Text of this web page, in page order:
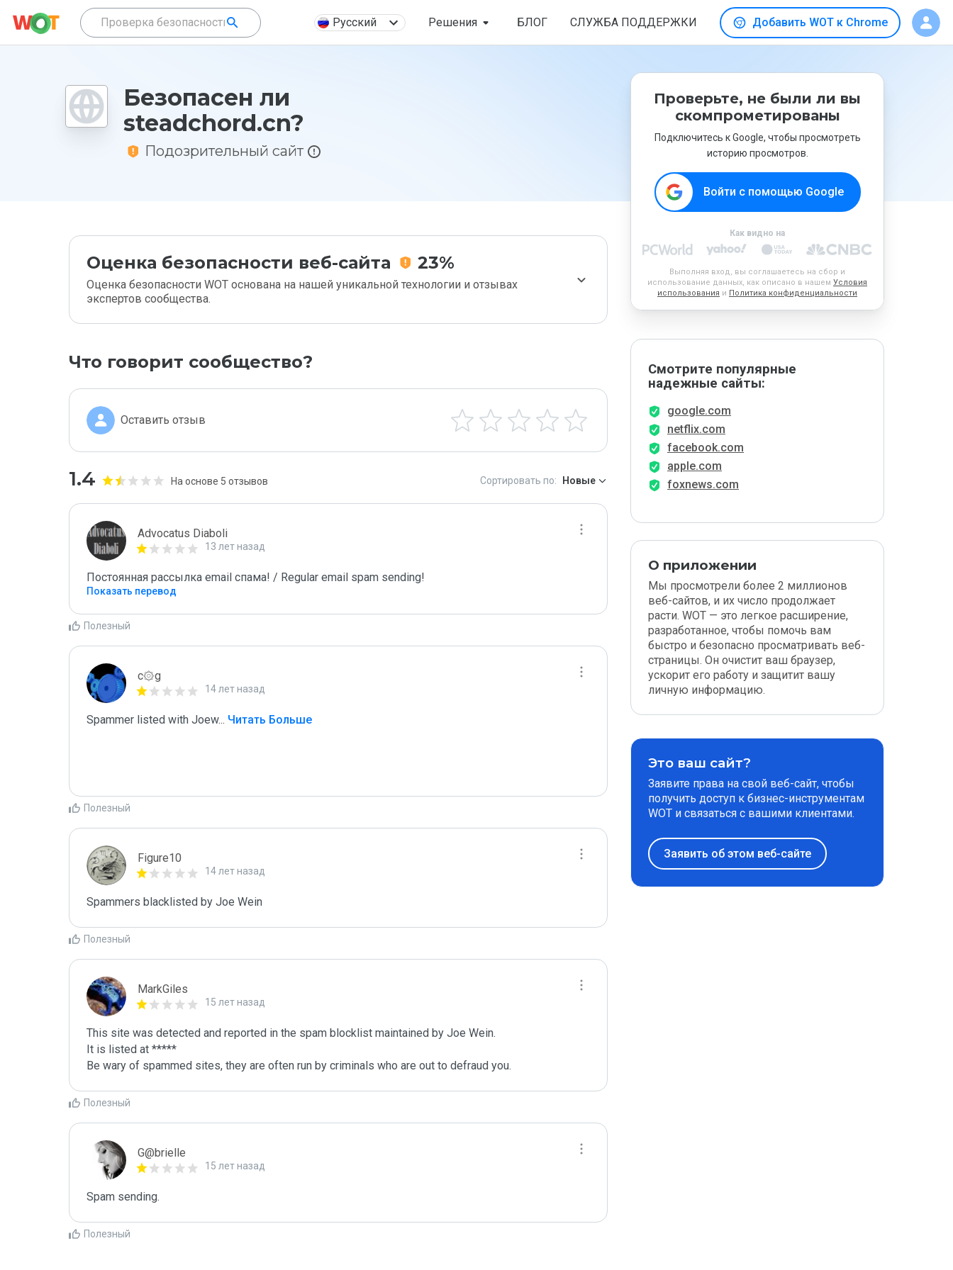
Русский Решения БЛОГ СЛУЖБА ПОДДЕРЖКИ Добавить WOT к Chrome
Безопасен ли
steadchord.cn?
Подозрительный сайт
Оценка безопасности веб-сайта 23%
Оценка безопасности WOT основана на нашей уникальной технологии и отзывах
экспертов сообщества.
Что говорит сообщество?
Оставить отзыв
1.4 На основе 5 отзывов Сортировать по: Новые
Advocatus Diaboli
13 лет назад
Постоянная рассылка email спама! / Regular email spam sending!
Показать перевод
Полезный
c۞g
14 лет назад
Spammer listed with Joew... Читать Больше
Полезный
Figure10
14 лет назад
Spammers blacklisted by Joe Wein
Полезный
MarkGiles
15 лет назад
This site was detected and reported in the spam blocklist maintained by Joe Wein.
It is listed at *****
Be wary of spammed sites, they are often run by criminals who are out to defraud you.
Полезный
G@brielle
15 лет назад
Spam sending.
Полезный
Проверьте, не были ли вы
скомпрометированы
Подключитесь к Google, чтобы просмотреть
историю просмотров.
Войти с помощью Google
Как видно на
Выполняя вход, вы соглашаетесь на сбор и
использование данных, как описано в нашем Условия
использования и Политика конфиденциальности
Смотрите популярные
надежные сайты:
google.com
netflix.com
facebook.com
apple.com
foxnews.com
О приложении
Мы просмотрели более 2 миллионов
веб-сайтов, и их число продолжает
расти. WOT — это легкое расширение,
разработанное, чтобы помочь вам
быстро и безопасно просматривать веб-
страницы. Он очистит ваш браузер,
ускорит его работу и защитит вашу
личную информацию.
Это ваш сайт?
Заявите права на свой веб-сайт, чтобы
получить доступ к бизнес-инструментам
WOT и связаться с вашими клиентами.
Заявить об этом веб-сайте